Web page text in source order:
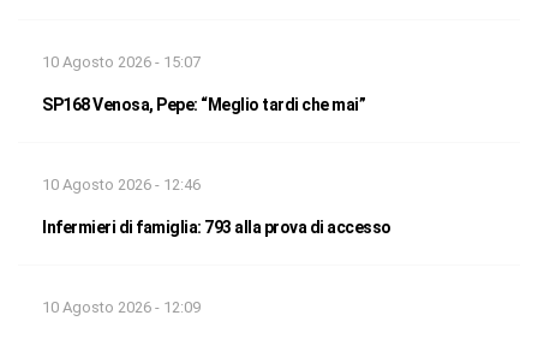
10 Agosto 2026 - 15:07
SP168 Venosa, Pepe: “Meglio tardi che mai”
10 Agosto 2026 - 12:46
Infermieri di famiglia: 793 alla prova di accesso
10 Agosto 2026 - 12:09